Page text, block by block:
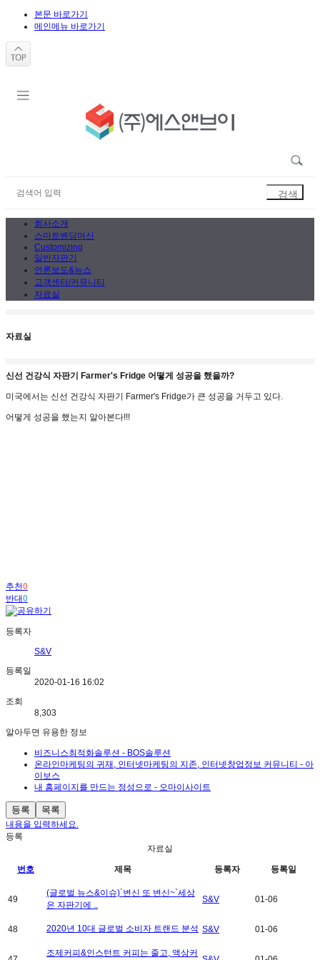
본문 바로가기
메인메뉴 바로가기
회사소개
스마트벤딩머신
Customizing
일반자판기
언론보도&뉴스
고객센터/커뮤니티
자료실
자료실
신선 건강식 자판기 Farmer's Fridge 어떻게 성공을 했을까?
미국에서는 신선 건강식 자판기 Farmer's Fridge가 큰 성공을 거두고 있다.
어떻게 성공을 했는지 알아본다!!!
추천0
반대0
등록자
S&V
등록일
2020-01-16 16:02
조회
8,303
알아두면 유용한 정보
비즈니스최적화솔루션 - BOS솔루션
온라인마케팅의 귀재, 인터넷마케팅의 지존, 인터넷창업정보 커뮤니티 - 아
이보스
내 홈페이지를 만드는 정성으로 - 오마이사이트
등록 목록
내용을 입력하세요.
등록
자료실
번호 제목 등록자 등록일
49
(글로벌 뉴스&이슈)`변신 또 변신~`세상
은 자판기에 ..
S&V 01-06
48 2020년 10대 글로벌 소비자 트랜드 분석 S&V 01-06
조제커피&인스턴트 커피는 줄고, 액상커